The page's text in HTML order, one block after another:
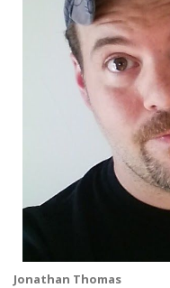
Jonathan Thomas